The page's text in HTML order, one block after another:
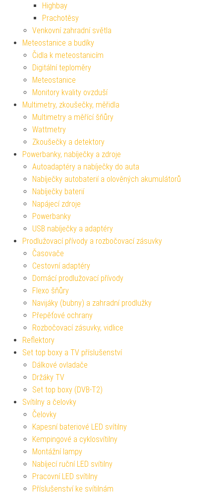
Highbay
Prachotěsy
Venkovní zahradní světla
Meteostanice a budíky
Čidla k meteostanicím
Digitální teploměry
Meteostanice
Monitory kvality ovzduší
Multimetry, zkoušečky, měřidla
Multimetry a měřící šňůry
Wattmetry
Zkoušečky a detektory
Powerbanky, nabíječky a zdroje
Autoadaptéry a nabíječky do auta
Nabíječky autobaterií a olověných akumulátorů
Nabíječky baterií
Napájecí zdroje
Powerbanky
USB nabíječky a adaptéry
Prodlužovací přívody a rozbočovací zásuvky
Časovače
Cestovní adaptéry
Domácí prodlužovací přívody
Flexo šňůry
Navijáky (bubny) a zahradní prodlužky
Přepěťové ochrany
Rozbočovací zásuvky, vidlice
Reflektory
Set top boxy a TV příslušenství
Dálkové ovladače
Držáky TV
Set top boxy (DVB-T2)
Svítilny a čelovky
Čelovky
Kapesní bateriové LED svítilny
Kempingové a cyklosvítilny
Montážní lampy
Nabíjecí ruční LED svítilny
Pracovní LED svítilny
Příslušenství ke svítilnám